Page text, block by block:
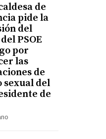
de
pide la
del
PSOE
por
las
de
sexual del
de